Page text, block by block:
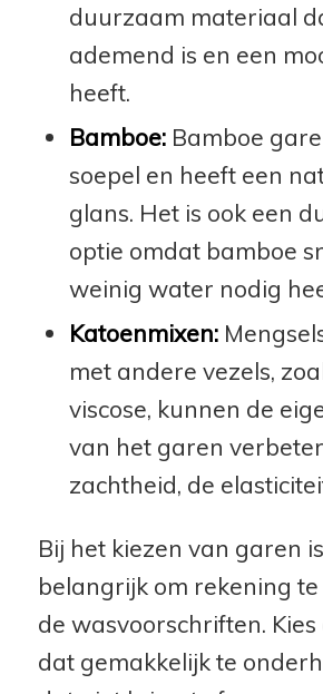
duurzaam materiaal
ademend is en een
heeft.
Bamboe:Bamboe
soepel en heeft een
glans. Het is ook een
optie omdat bamboe
weinig water nodig
Katoenmixen:
met andere vezels,
viscose, kunnen de
van het garen
zachtheid, de
Bij het kiezen van garen
belangrijk om rekening
de wasvoorschriften.
dat gemakkelijk te